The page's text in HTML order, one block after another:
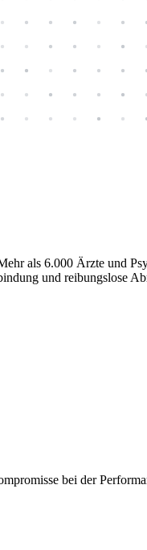
als 6.000 Ärzte und
und reibungslose
bei der